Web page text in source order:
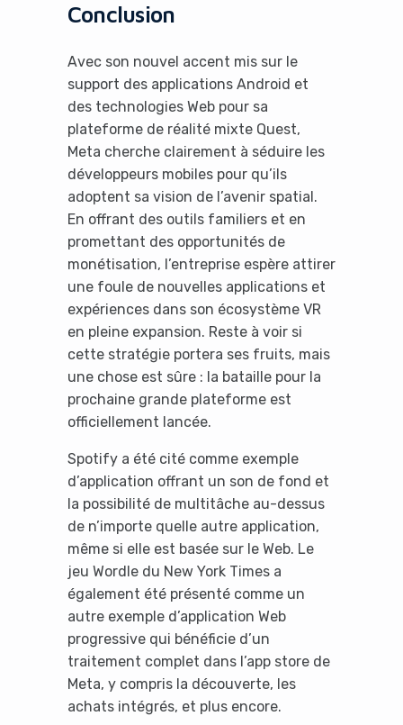
Conclusion
Avec son nouvel accent mis sur le
support des applications Android et
des technologies Web pour sa
plateforme de réalité mixte Quest,
Meta cherche clairement à séduire les
développeurs mobiles pour qu’ils
adoptent sa vision de l’avenir spatial.
En offrant des outils familiers et en
promettant des opportunités de
monétisation, l’entreprise espère attirer
une foule de nouvelles applications et
expériences dans son écosystème VR
en pleine expansion. Reste à voir si
cette stratégie portera ses fruits, mais
une chose est sûre : la bataille pour la
prochaine grande plateforme est
officiellement lancée.
Spotify a été cité comme exemple
d’application offrant un son de fond et
la possibilité de multitâche au-dessus
de n’importe quelle autre application,
même si elle est basée sur le Web. Le
jeu Wordle du New York Times a
également été présenté comme un
autre exemple d’application Web
progressive qui bénéficie d’un
traitement complet dans l’app store de
Meta, y compris la découverte, les
achats intégrés, et plus encore.